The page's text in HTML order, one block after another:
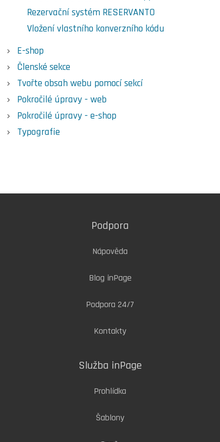
Rezervační systém RESERVANTO
Vložení vlastního konverzního kódu
E-shop
Členské sekce
Tvořte obsah webu pomocí sekcí
Pokročilé úpravy - web
Pokročilé úpravy - e-shop
Typografie
Podpora
Nápověda
Blog inPage
Podpora 24/7
Kontakty
Služba inPage
Prohlídka
Šablony